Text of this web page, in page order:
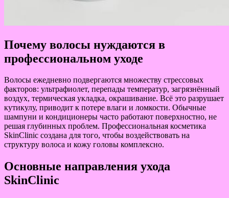
Почему волосы нуждаются в
профессиональном уходе
Волосы ежедневно подвергаются множеству стрессовых
факторов: ультрафиолет, перепады температур, загрязнённый
воздух, термическая укладка, окрашивание. Всё это разрушает
кутикулу, приводит к потере влаги и ломкости. Обычные
шампуни и кондиционеры часто работают поверхностно, не
решая глубинных проблем. Профессиональная косметика
SkinClinic создана для того, чтобы воздействовать на
структуру волоса и кожу головы комплексно.
Основные направления ухода
SkinClinic